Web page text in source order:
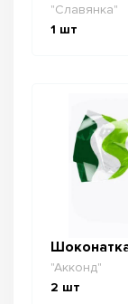
"Славянка"
1 шт
"Акконд"
2 шт